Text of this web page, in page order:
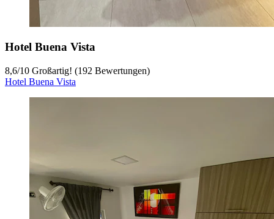
Hotel Buena Vista
8,6/10 Großartig! (192 Bewertungen)
Hotel Buena Vista